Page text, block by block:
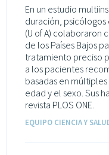
En un estudio
duración, psicólogos
(U of A) colaboraron
de los Países Bajos
tratamiento preciso
a los pacientes
basadas en
edad y el sexo. Sus
revista PLOS ONE.
EQUIPO CIENCIA Y